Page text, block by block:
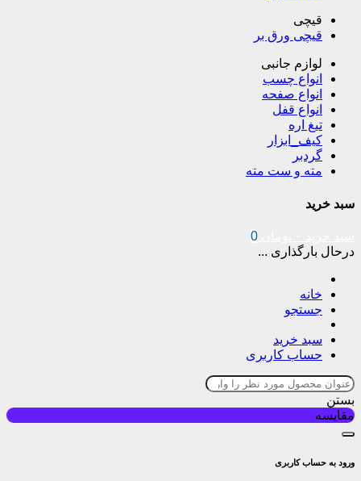
قیچی
قیچی ورق بر
لوازم جانبی
انواع چسب
انواع صفحه
انواع قفل
تیغ اره
کیف_ابزار
گردبر
مته و ست مته
سبد خرید
0
درحال بارگذاری ...
خانه
جستجو
سبد خرید
حساب کاربری
بستن
مقایسه
ورود به حساب کاربری